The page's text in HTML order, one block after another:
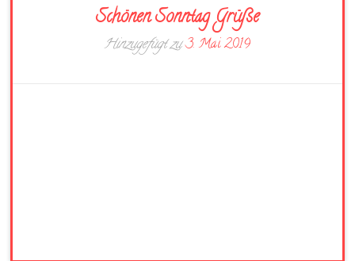
Schönen Sonntag Grüße
Hinzugefügt zu3. Mai 2019